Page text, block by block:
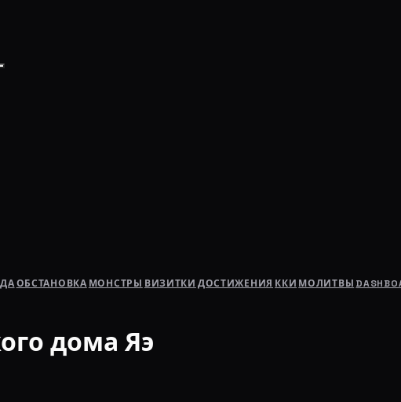
ОБСТАНОВКА МОНСТРЫ ВИЗИТКИ ДОСТИЖЕНИЯ ККИ МОЛИТВЫ
дома Яэ